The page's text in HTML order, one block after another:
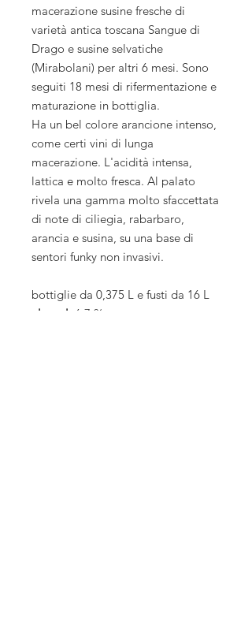
macerazione susine fresche di
varietà antica toscana Sangue di
Drago e susine selvatiche
(Mirabolani) per altri 6 mesi. Sono
seguiti 18 mesi di rifermentazione e
maturazione in bottiglia.
Ha un bel colore arancione intenso,
come certi vini di lunga
macerazione. L'acidità intensa,
lattica e molto fresca. Al palato
rivela una gamma molto sfaccettata
di note di ciliegia, rabarbaro,
arancia e susina, su una base di
sentori funky non invasivi.
bottiglie da 0,375 L e fusti da 16 L
alc. vol.
6,7 %